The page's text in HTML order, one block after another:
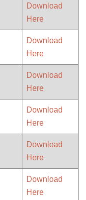
Download
Here
Download
Here
Download
Here
Download
Here
Download
Here
Download
Here